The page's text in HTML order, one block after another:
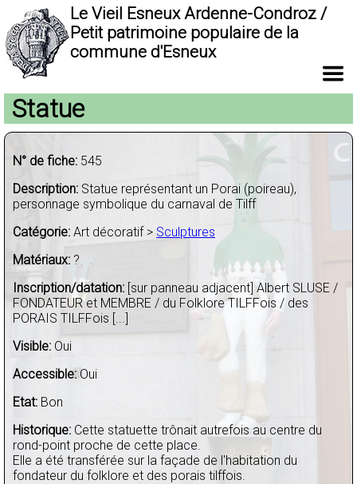
Le Vieil Esneux Ardenne-Condroz /
Petit patrimoine populaire de la
commune d'Esneux
Statue
N° de fiche: 545
Description: Statue représentant un Porai (poireau),
personnage symbolique du carnaval de Tilff
Catégorie: Art décoratif > Sculptures
Matériaux: ?
Inscription/datation: [sur panneau adjacent] Albert SLUSE /
FONDATEUR et MEMBRE / du Folklore TILFFois / des
PORAIS TILFFois [...]
Visible: Oui
Accessible: Oui
Etat: Bon
Historique: Cette statuette trônait autrefois au centre du
rond-point proche de cette place.
Elle a été transférée sur la façade de l'habitation du
fondateur du folklore et des porais tilffois.